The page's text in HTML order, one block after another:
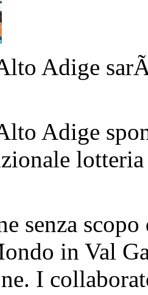
Adige
Adige
senza
in Val
I